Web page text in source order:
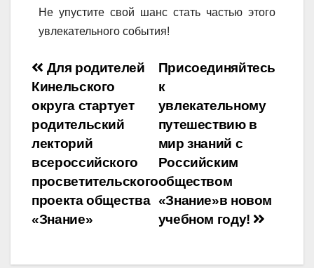
Не упустите свой шанс стать частью этого
увлекательного события!
Навигация
по
записям
Присоединяйтесь
к
увлекательному
путешествию в
мир знаний с
Российским
обществом
«Знание»в новом
учебном году!
Для родителей
Кинельского
округа стартует
родительский
лекторий
всероссийского
просветительского
проекта общества
«Знание»